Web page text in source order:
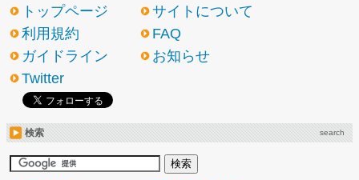
トップページ
サイトについて
利用規約
FAQ
ガイドライン
お知らせ
Twitter
検索 search